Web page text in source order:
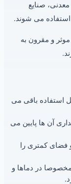
صنایع
می شوند.
و مقرون به
استفاده باقی می
آن ها پایین می
فضای کمتری را
مخصوصا در دماها و